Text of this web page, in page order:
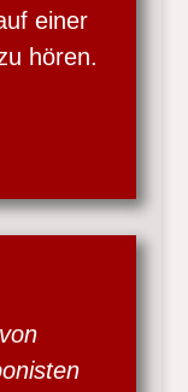
einer
hören.